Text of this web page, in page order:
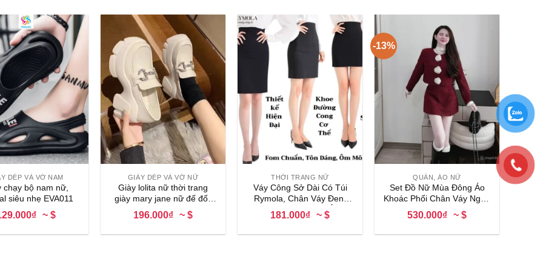
DÉP VÀ VỚ NAM
chạy bộ nam nữ,
siêu nhẹ EVA011
~ $
+
GIÀY DÉP VÀ VỚ NỮ
Giày lolita nữ thời trang
giày mary jane nữ đế đốc
phong cáchgiày oxford nữ
đi học đi chơi
196.000₫ ~ $
THỜI TRANG NỮ
Váy Công Sở Dài Có Túi
Rymola, Chân Váy Đen,
Váy Bút Chì Ngắn Ôm
Body, Cạp Cao, Xẻ Sau
181.000₫ ~ $
-13%
QUẦN, ÁO NỮ
Set Đồ Nữ Mùa Đông Áo
Khoác Phối Chân Váy Ngắn
Dạ Đỏ Hoa Ngực Sang
Chảnh
530.000₫ ~ $